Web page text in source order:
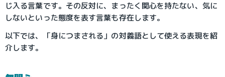
じ入る言葉です。その反対に、まったく関心を持たない、気に
しないといった態度を表す言葉も存在します。
以下では、「身につまされる」の対義語として使える表現を紹
介します。